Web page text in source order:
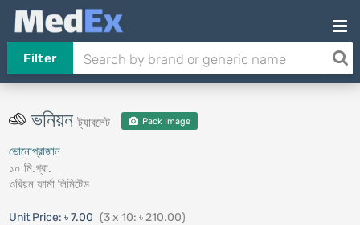
Filter
ভনিয়নট্যাবলেট Pack Image
ভোনোপ্রাজান
১০ মি.গ্রা.
ওরিয়ন ফার্মা লিমিটেড
Unit Price: ৳ 7.00 (3 x 10: ৳ 210.00)